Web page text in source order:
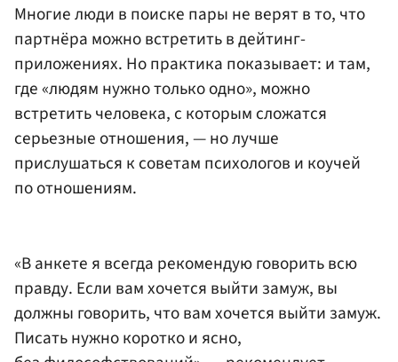
Многие люди в поиске пары не верят в то, что
партнёра можно встретить в дейтинг-
приложениях. Но практика показывает: и там,
где «людям нужно только одно», можно
встретить человека, с которым сложатся
серьезные отношения, — но лучше
прислушаться к советам психологов и коучей
по отношениям.
«В анкете я всегда рекомендую говорить всю
правду. Если вам хочется выйти замуж, вы
должны говорить, что вам хочется выйти замуж.
Писать нужно коротко и ясно,